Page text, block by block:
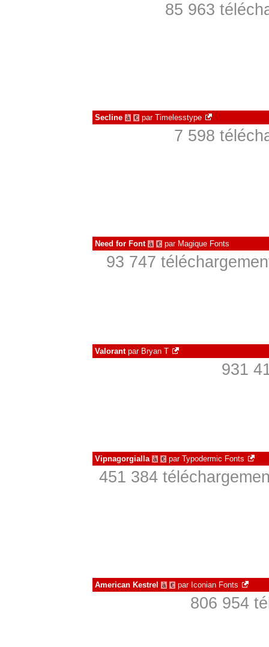
85 963
Secline à € par Timelesstype
7 598
Need for Font à € par Magique Fonts
93 747
Valorantpar Bryan T
931
Vipnagorgialla à € par Typodermic Fonts
451 384
American Kestrel à € par Iconian Fonts
806 954